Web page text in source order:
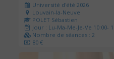
Université d'été 2026
Louvain-la-Neuve
POLET Sébastien
Jour : Lu-Ma-Me-Je-Ve 10:00-
Nombre de séances : 2
80 €